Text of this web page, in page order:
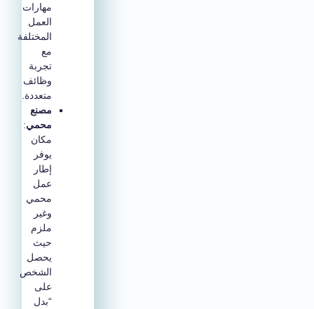
مهارات
العمل
المختلفة
تجربة
وظائف
متعددة.
مصنع
محمي:
مكان
يوفر
إطار
عمل
محمي
وغير
ملزم
حيث
يحصل
الشخص
على
“بدل